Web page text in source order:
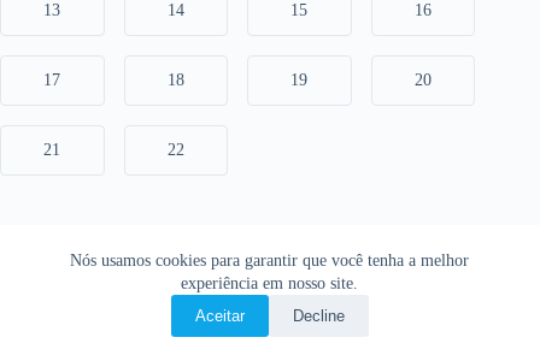
Nós usamos cookies para garantir que você tenha a melhor
experiência em nosso site.
Aceitar
Decline
13 14 15 16
17 18 19 20
21 22
Copyright © 2026 • O Livro Sagrado • Bíblia Online •